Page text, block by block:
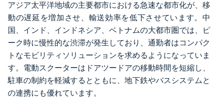
アジア太平洋地域の主要都市における急速な都市化が、移
動の遅延を増加させ、輸送効率を低下させています。中
国、インド、インドネシア、ベトナムの大都市圏では、ピ
ーク時に慢性的な渋滞が発生しており、通勤者はコンパク
トなモビリティソリューションを求めるようになっていま
す。電動スクーターはドアツードアの移動時間を短縮し、
駐車の制約を軽減するとともに、地下鉄やバスシステムと
の連携にも優れています。